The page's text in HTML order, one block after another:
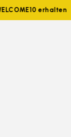
erhalten